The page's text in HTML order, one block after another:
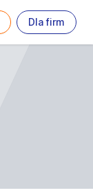
Dla firm